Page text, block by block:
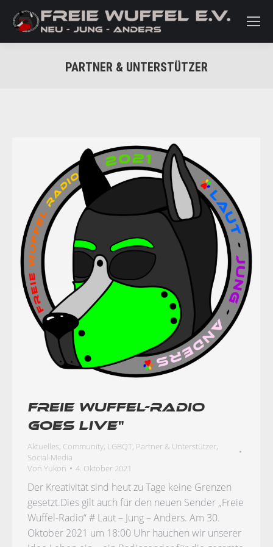
PARTNER & UNTERSTÜTZER
Freie Wuffel-Radio
goes Live“
Aktuelles, Community, LGBQT, Partner & Unterstützer,
Social-Media
Von Yukon 4. Oktober 2021
Der Kreativität sind heut zu Tage keine Grenzen
gesetzt.Dies gilt auch für den neuen Sender „Freie
Wuffel-Radio“ # Laut – Jung – Anders. Am 30.
Oktober 2021 um 18:00 Uhr hauchen wir unserer